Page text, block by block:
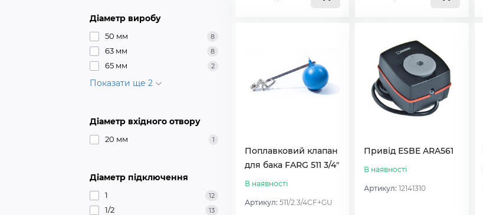
Діаметр виробу
50 мм 8
63 мм 8
65 мм 2
Показати ще 2
Діаметр вхідного отвору
20 мм 1
Діаметр підключення
1 12
1/2 13
Поплавковий клапан
для бака FARG 511 3/4″
В наявності
Артикул: 511/2.3/4CF+GU
Привід ESBE ARA561
В наявності
Артикул:12141310